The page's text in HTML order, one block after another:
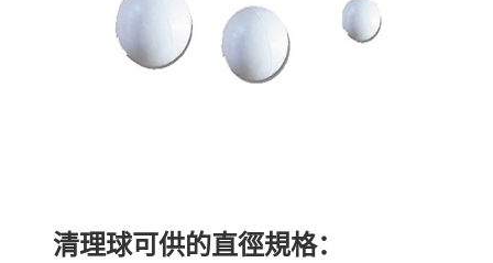
清理球可供的直徑規格：